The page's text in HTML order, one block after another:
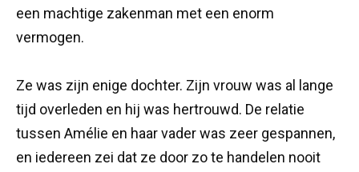
een machtige zakenman met een enorm
vermogen.
Ze was zijn enige dochter. Zijn vrouw was al lange
tijd overleden en hij was hertrouwd. De relatie
tussen Amélie en haar vader was zeer gespannen,
en iedereen zei dat ze door zo te handelen nooit